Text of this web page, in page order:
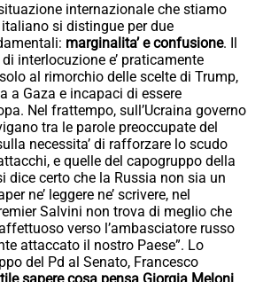
internazionale che stiamo
si distingue per due
marginalita’ e confusione. Il
interlocuzione e’ praticamente
al rimorchio delle scelte di Trump,
a Gaza e incapaci di essere
Nel frattempo, sull’Ucraina governo
tra le parole preoccupate del
necessita’ di rafforzare lo scudo
e quelle del capogruppo della
dice certo che la Russia non sia un
ne’ leggere ne’ scrivere, nel
Salvini non trova di meglio che
verso l’ambasciatore russo
attaccato il nostro Paese”. Lo
del Pd al Senato, Francesco